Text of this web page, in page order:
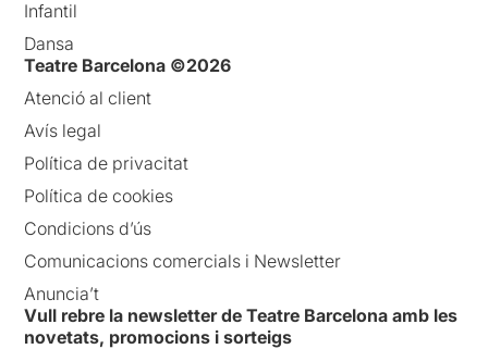
Infantil
Dansa
Teatre Barcelona ©2026
Atenció al client
Avís legal
Política de privacitat
Política de cookies
Condicions d’ús
Comunicacions comercials i Newsletter
Anuncia’t
Vull rebre la newsletter de Teatre Barcelona amb les
novetats, promocions i sorteigs